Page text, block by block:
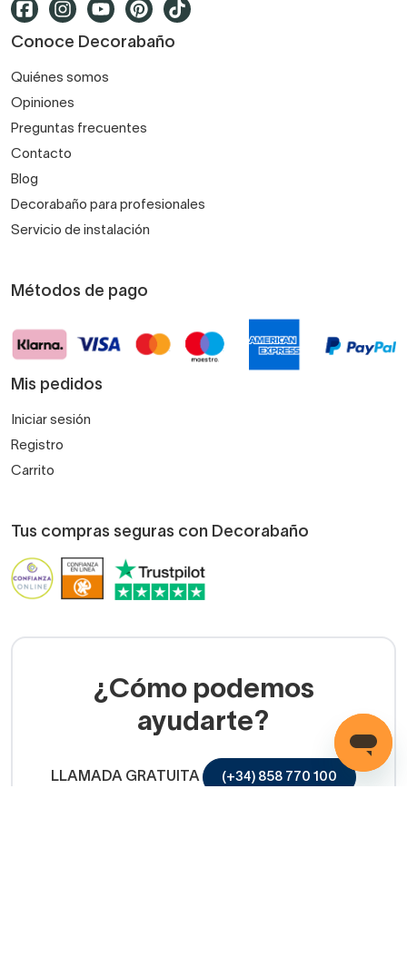
Conoce Decorabaño
Quiénes somos
Opiniones
Preguntas frecuentes
Contacto
Blog
Decorabaño para profesionales
Servicio de instalación
Métodos de pago
Mis pedidos
Iniciar sesión
Registro
Carrito
Tus compras seguras con Decorabaño
¿Cómo podemos
ayudarte?
LLAMADA GRATUITA (+34) 858 770 100